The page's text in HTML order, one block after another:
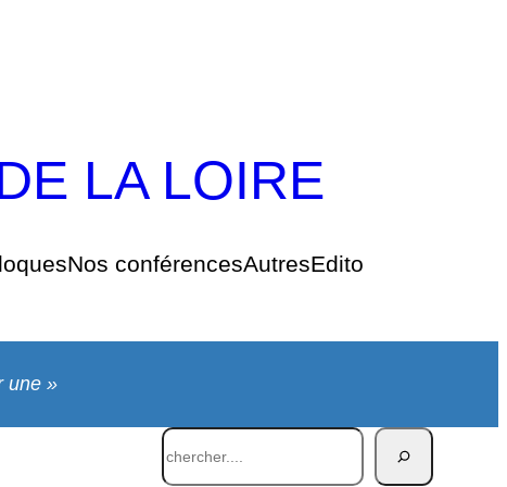
LA LOIRE
Nos conférencesAutresEdito
une »
Rechercher